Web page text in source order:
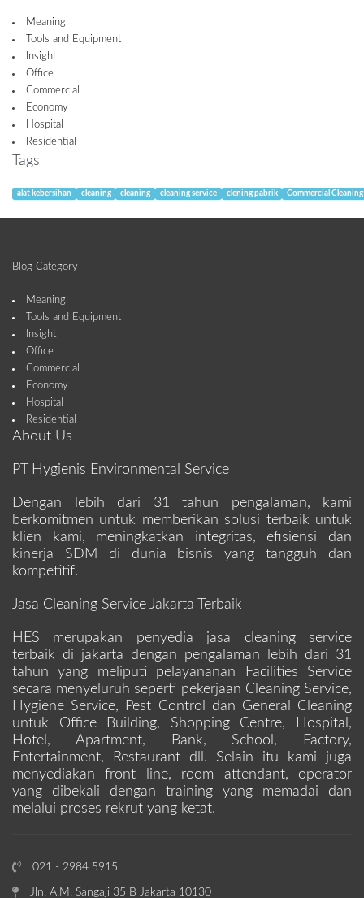
Meaning
Tools and Equipment
Insight
Office
Commercial
Economy
Hospital
Residential
Tags
alat kebersihan cleaning cleaning cleaning service clening pabrik Commercial Cleaning
Blog Category
Meaning
Tools and Equipment
Insight
Office
Commercial
Economy
Hospital
Residential
About Us
PT Hygienis Environmental Service
Dengan lebih dari 31 tahun pengalaman, kami
berkomitmen untuk memberikan solusi terbaik untuk
klien kami, meningkatkan integritas, efisiensi dan
kinerja SDM di dunia bisnis yang tangguh dan
kompetitif.
Jasa Cleaning Service Jakarta Terbaik
HES merupakan penyedia jasa cleaning service
terbaik di jakarta dengan pengalaman lebih dari 31
tahun yang meliputi pelayananan Facilities Service
secara menyeluruh seperti pekerjaan Cleaning Service,
Hygiene Service, Pest Control dan General Cleaning
untuk Office Building, Shopping Centre, Hospital,
Hotel, Apartment, Bank, School, Factory,
Entertainment, Restaurant dll. Selain itu kami juga
menyediakan front line, room attendant, operator
yang dibekali dengan training yang memadai dan
melalui proses rekrut yang ketat.
021 - 2984 5915
Jln. A.M. Sangaji 35 B Jakarta 10130